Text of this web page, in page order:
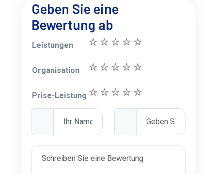
Geben Sie eine
Bewertung ab
Leistungen
Organisation
Prise-Leistung